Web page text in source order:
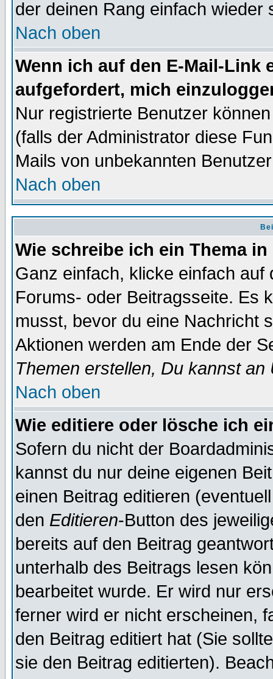
der deinen Rang einfach wieder
Nach oben
Wenn ich auf den E-Mail-Link
aufgefordert, mich
Nur registrierte Benutzer
(falls der Administrator diese
Mails von unbekannten
Nach oben
Wie schreibe ich ein Thema
Ganz einfach, klicke einfach
Forums- oder Beitragsseite. Es
musst, bevor du eine Nachricht
Aktionen werden am Ende der
Themen erstellen, Du kannst
Nach oben
Wie editiere oder lösche ich
Sofern du nicht der
kannst du nur deine eigenen
einen Beitrag editieren
den Editieren-Button des
bereits auf den Beitrag
unterhalb des Beitrags lesen
bearbeitet wurde. Er wird nur
ferner wird er nicht erscheinen,
den Beitrag editiert hat (Sie
sie den Beitrag editierten).